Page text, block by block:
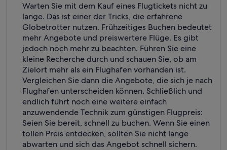
Warten Sie mit dem Kauf eines Flugtickets nicht zu
lange. Das ist einer der Tricks, die erfahrene
Globetrotter nutzen. Frühzeitiges Buchen bedeutet
mehr Angebote und preiswertere Flüge. Es gibt
jedoch noch mehr zu beachten. Führen Sie eine
kleine Recherche durch und schauen Sie, ob am
Zielort mehr als ein Flughafen vorhanden ist.
Vergleichen Sie dann die Angebote, die sich je nach
Flughafen unterscheiden können. Schließlich und
endlich führt noch eine weitere einfach
anzuwendende Technik zum günstigen Flugpreis:
Seien Sie bereit, schnell zu buchen. Wenn Sie einen
tollen Preis entdecken, sollten Sie nicht lange
abwarten und sich das Angebot schnell sichern.